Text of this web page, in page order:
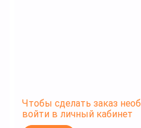
Чтобы сделать заказ
войти в личный кабинет